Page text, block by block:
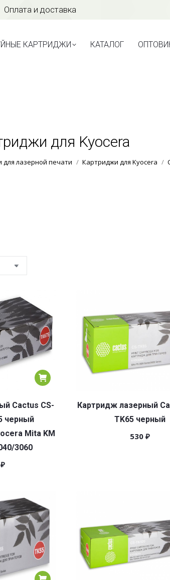
Оплата и доставка
КАРТРИДЖИ КАТАЛОГ
для Kyocera
Вы здесь:
для лазерной печати Картриджи для Kyocera
Cactus CS-
черный
Mita KM
3060
₽
Картридж лазерный
TK65 черный
530 ₽